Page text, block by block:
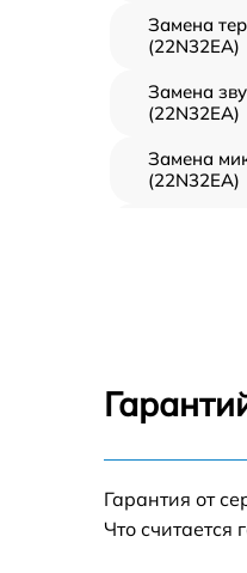
Замена
(22N32EA)
Замена
(22N32EA)
Замена
(22N32EA)
Замена
(22N32EA)
Гарантия от
Что считается